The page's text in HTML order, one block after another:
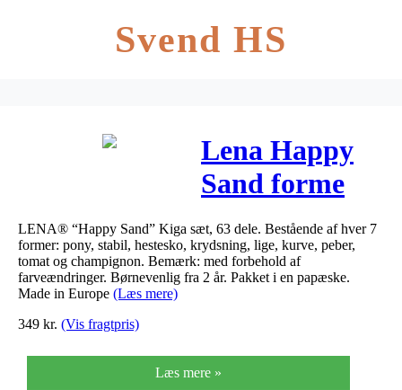
Svend HS
Lena Happy
Sand forme
KIGA, 63 dele
LENA® “Happy Sand” Kiga sæt, 63 dele. Bestående af hver 7
former: pony, stabil, hestesko, krydsning, lige, kurve, peber,
tomat og champignon. Bemærk: med forbehold af
farveændringer. Børnevenlig fra 2 år. Pakket i en papæske.
Made in Europe (Læs mere)
349 kr. (Vis fragtpris)
Læs mere »